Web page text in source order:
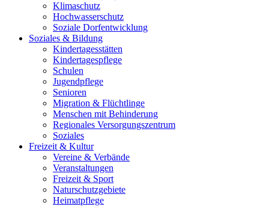
Klimaschutz
Hochwasserschutz
Soziale Dorfentwicklung
Soziales & Bildung
Kindertagesstätten
Kindertagespflege
Schulen
Jugendpflege
Senioren
Migration & Flüchtlinge
Menschen mit Behinderung
Regionales Versorgungszentrum
Soziales
Freizeit & Kultur
Vereine & Verbände
Veranstaltungen
Freizeit & Sport
Naturschutzgebiete
Heimatpflege